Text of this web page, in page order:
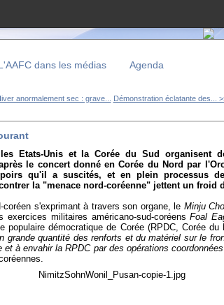
dans les médias Agenda
anormalement sec : grave... Démonstration éclatante des...
Etats-Unis et la Corée du Sud organisent
le concert donné en Corée du Nord par
qu'il a suscités, et en plein processus
la "menace nord-coréenne" jettent un froid
coréen s'exprimant à travers son organe, le Minju
exercices militaires américano-sud-coréens Foal
populaire démocratique de Corée (RPDC, Corée du
grande quantité des renforts et du matériel sur le
et à envahir la RPDC par des opérations